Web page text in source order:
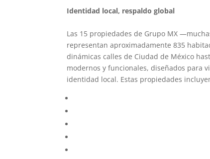
Identidad local, respaldo global
Las 15 propiedades de Grupo MX
representan aproximadamente 835
dinámicas calles de Ciudad de México
modernos y funcionales, diseñados para
identidad local. Estas propiedades